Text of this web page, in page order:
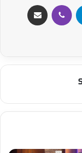
تيلقرام ڤايبر